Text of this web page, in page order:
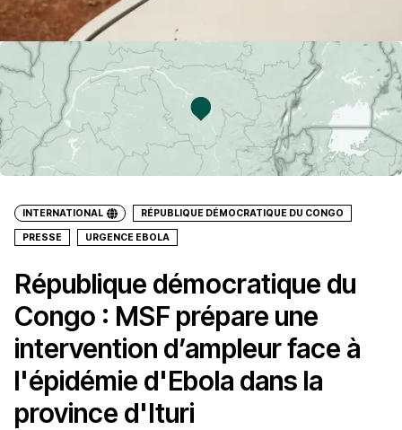
INTERNATIONAL RÉPUBLIQUE DÉMOCRATIQUE DU CONGO
PRESSE URGENCE EBOLA
République démocratique du
Congo : MSF prépare une
intervention d’ampleur face à
l'épidémie d'Ebola dans la
province d'Ituri